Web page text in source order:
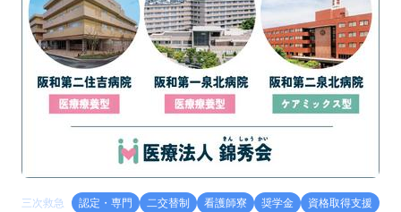
三次救急 認定・専門 二交替制 看護師寮 奨学金
資格取得支援